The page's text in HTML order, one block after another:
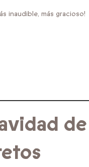
inaudible, más gracioso!
de